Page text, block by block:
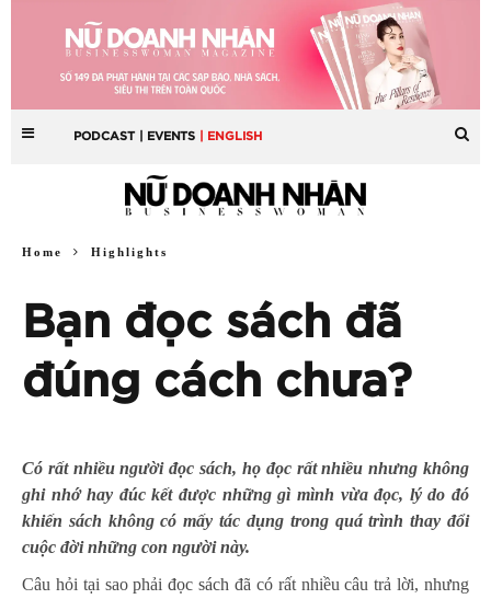
PODCAST | EVENTS | ENGLISH
Home Highlights
Bạn đọc sách đã
đúng cách chưa?
Có rất nhiều người đọc sách, họ đọc rất nhiều nhưng không
ghi nhớ hay đúc kết được những gì mình vừa đọc, lý do đó
khiến sách không có mấy tác dụng trong quá trình thay đổi
cuộc đời những con người này.
Câu hỏi tại sao phảiđọc sách đã có rất nhiều câu trả lời, nhưng